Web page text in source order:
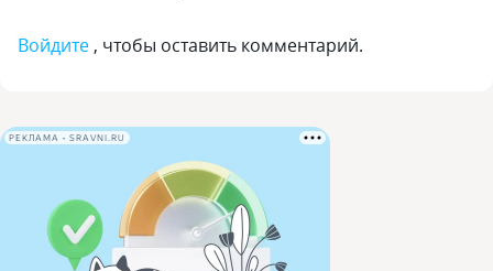
Войдите , чтобы оставить комментарий.
РЕКЛАМА • SRAVNI.RU